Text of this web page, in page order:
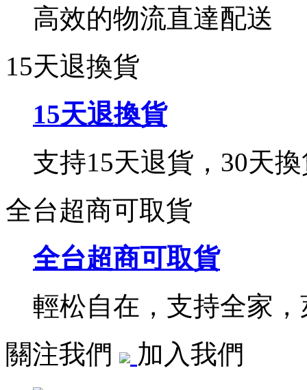
高效的物流直達配送
15天退換貨
15天退換貨
支持15天退貨，30天
全台超商可取貨
全台超商可取貨
輕松自在，支持全家
關注我們
加入我們